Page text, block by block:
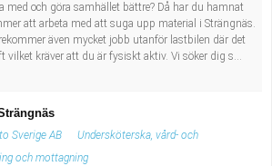
med och göra samhället bättre? Då har du hamnat
att arbeta med att suga upp material i Strängnäs.
även mycket jobb utanför lastbilen där det
vilket kräver att du är fysiskt aktiv. Vi söker dig s...
Sverige AB
Undersköterska, vård- och
och mottagning